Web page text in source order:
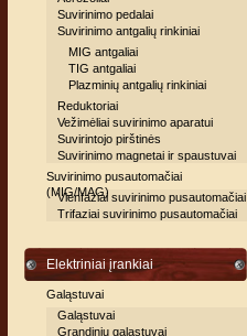
Suvirinimo pedalai
Suvirinimo antgalių rinkiniai
MIG antgaliai
TIG antgaliai
Plazminių antgalių rinkiniai
Reduktoriai
Vežimėliai suvirinimo aparatui
Suvirintojo pirštinės
Suvirinimo magnetai ir spaustuvai
Suvirinimo pusautomačiai
(MIG/MAG)
Vienfaziai suvirinimo pusautomačiai
Trifaziai suvirinimo pusautomačiai
Elektriniai įrankiai
Galąstuvai
Galąstuvai
Grandinių galąstuvai